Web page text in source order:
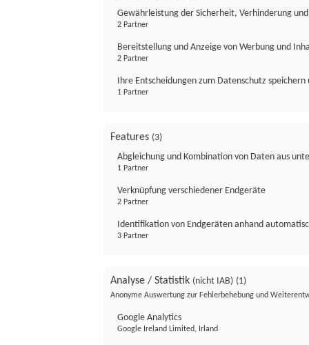
Gewährleistung der Sicherheit, Verhinderung
2 Partner
Bereitstellung und Anzeige von Werbung und
2 Partner
Ihre Entscheidungen zum Datenschutz
1 Partner
Features (3)
Abgleichung und Kombination von Daten aus
1 Partner
Verknüpfung verschiedener Endgeräte
2 Partner
Identifikation von Endgeräten anhand
3 Partner
Analyse / Statistik (nicht IAB) (1)
Anonyme Auswertung zur Fehlerbehebung und
Google Analytics
Google Ireland Limited, Irland